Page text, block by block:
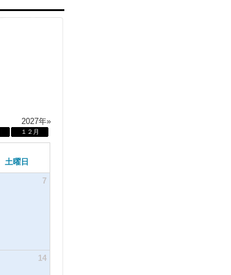
2027年»
１２月
土曜日
7
14